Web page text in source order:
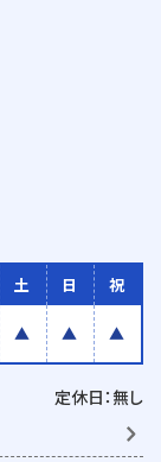
土 日 祝
▲ ▲ ▲
定休日：無し